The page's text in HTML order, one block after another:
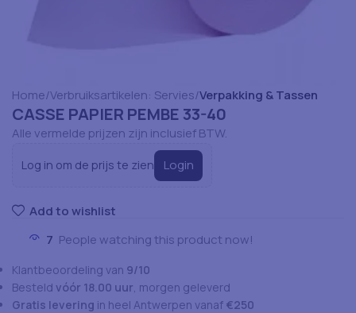
Home Verbruiksartikelen: Servies Verpakking & Tassen
CASSE PAPIER PEMBE 33-40
Alle vermelde prijzen zijn inclusief BTW.
Log in om de prijs te zien Login
Add to wishlist
7 People watching this product now!
Klantbeoordeling van 9/10
Besteld vóór 18.00 uur, morgen geleverd
Gratis levering in heel Antwerpen vanaf €250